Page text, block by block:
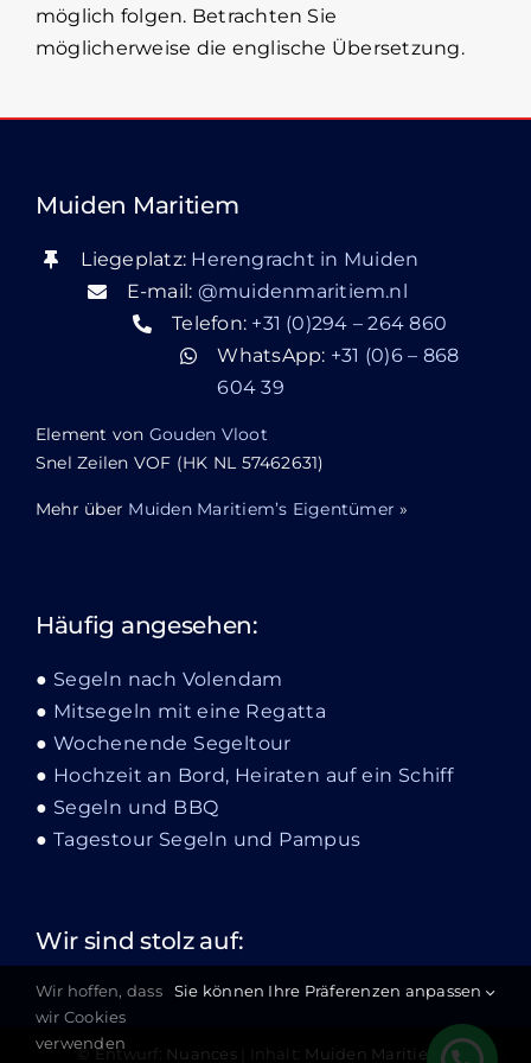
möglich folgen. Betrachten Sie
möglicherweise die englische Übersetzung.
Muiden Maritiem
Liegeplatz: Herengracht in Muiden
E-mail: @muidenmaritiem.nl
Telefon: +31 (0)294 – 264 860
WhatsApp: +31 (0)6 – 868
604 39
Element von Gouden Vloot
Snel Zeilen VOF (HK NL 57462631)
Mehr über Muiden Maritiem’s Eigentümer »
Häufig angesehen:
Segeln nach Volendam
Mitsegeln mit eine Regatta
Wochenende Segeltour
Hochzeit an Bord, Heiraten auf ein Schiff
Segeln und BBQ
Tagestour Segeln und Pampus
Wir sind stolz auf:
© Entwurf: Nuances| Inhalt: Muiden Maritiem|
Wir hoffen, dass
wir Cookies
verwenden
Sie können Ihre Präferenzen anpassen